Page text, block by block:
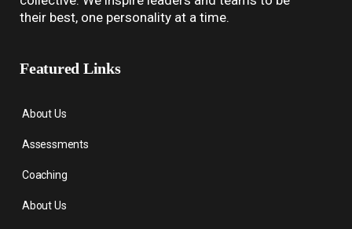
their best, one personality at a time.
Featured Links
About Us
Assessments
Coaching
About Us